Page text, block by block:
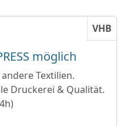
VHB
möglich
Textilien.
Druckerei & Qualität.